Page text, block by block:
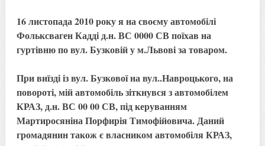
16 листопада 2010 року я на своєму автомобілі
Фольксваген Кадді д.н. ВС 0000 СВ поїхав на
гуртівню по вул. Бузковій у м.Львові за товаром.
При виїзді із вул. Бузкової на вул..Навроцького, на
повороті, мій автомобіль зіткнувся з автомобілем
КРАЗ, д.н. ВС 00 00 СВ, під керуванням
Мартиросяніна Порфирія Тимофійовича. Даний
громадянин також є власником автомобіля КРАЗ,